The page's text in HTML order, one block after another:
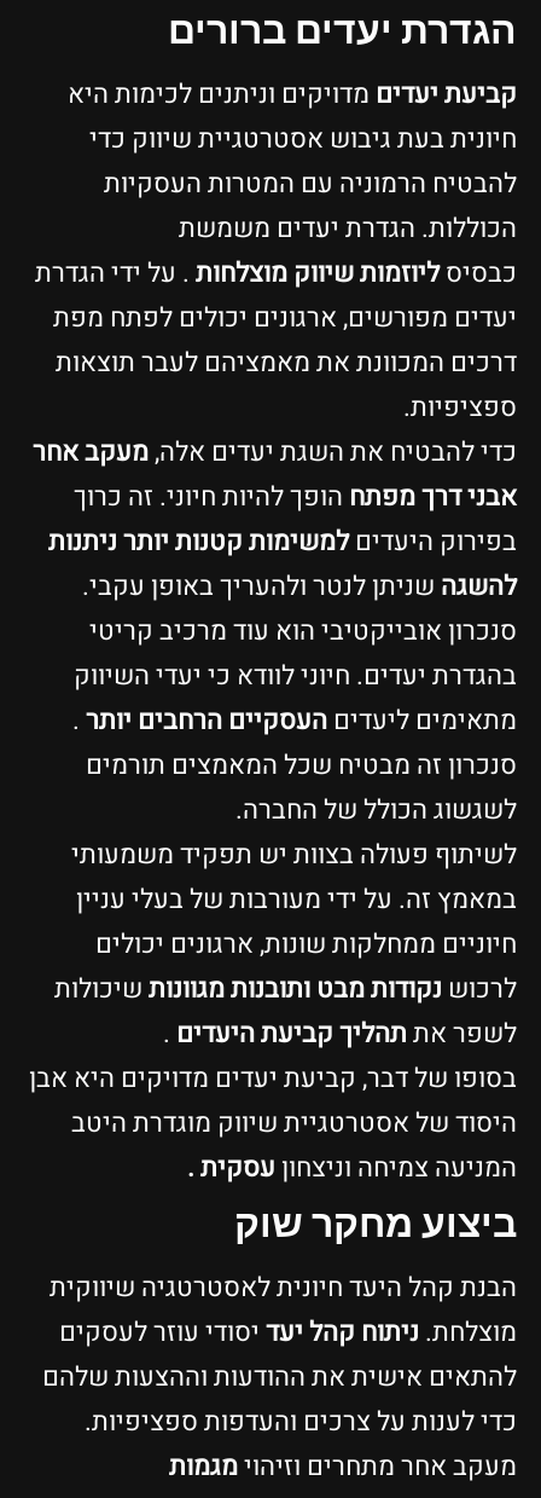
הגדרת יעדים ברורים
קביעת יעדים מדויקים וניתנים לכימות היא
חיונית בעת גיבוש אסטרטגיית שיווק כדי
להבטיח הרמוניה עם המטרות העסקיות
הכוללות. הגדרת יעדים משמשת
כבסיסליוזמות שיווק מוצלחות . על ידי הגדרת
יעדים מפורשים, ארגונים יכולים לפתח מפת
דרכים המכוונת את מאמציהם לעבר תוצאות
ספציפיות.
כדי להבטיח את השגת יעדים אלה,מעקב אחר
אבני דרך מפתח הופך להיות חיוני. זה כרוך
בפירוק היעדיםלמשימות קטנות יותר ניתנות
להשגה שניתן לנטר ולהעריך באופן עקבי.
סנכרון אובייקטיבי הוא עוד מרכיב קריטי
בהגדרת יעדים. חיוני לוודא כי יעדי השיווק
מתאימים ליעדים העסקיים הרחבים יותר .
סנכרון זה מבטיח שכל המאמצים תורמים
לשגשוג הכולל של החברה.
לשיתוף פעולה בצוות יש תפקיד משמעותי
במאמץ זה. על ידי מעורבות של בעלי עניין
חיוניים ממחלקות שונות, ארגונים יכולים
לרכוש נקודות מבט ותובנות מגוונותשיכולות
לשפר אתתהליך קביעת היעדים .
בסופו של דבר, קביעת יעדים מדויקים היא אבן
היסוד של אסטרטגיית שיווק מוגדרת היטב
המניעה צמיחה וניצחון עסקית .
ביצוע מחקר שוק
הבנת קהל היעד חיונית לאסטרטגיה שיווקית
מוצלחת. ניתוח קהל יעד יסודי עוזר לעסקים
להתאים אישית את ההודעות וההצעות שלהם
כדי לענות על צרכים והעדפות ספציפיות.
מעקב אחר מתחרים וזיהוימגמות